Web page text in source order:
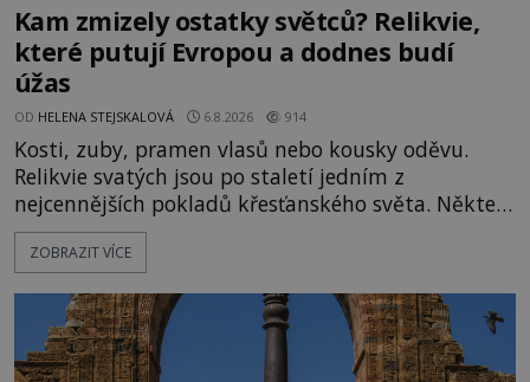
Kam zmizely ostatky světců? Relikvie,
které putují Evropou a dodnes budí
úžas
OD HELENA STEJSKALOVÁ 6.8.2026 914
Kosti, zuby, pramen vlasů nebo kousky oděvu.
Relikvie svatých jsou po staletí jedním z
nejcennějších pokladů křesťanského světa. Některé
mají pečlivě doloženou historii, jiné provází
záhady, krádeže i nečekané objevy. Jejich osudy
o skutečné historické události. Ve středověké
Evropě mají relikvie mimořádnou hodnotu. Nejsou
jen předmětem úcty
ZOBRAZIT VÍCE